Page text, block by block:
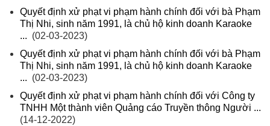
Quyết định xử phạt vi phạm hành chính đối với bà Phạm
Thị Nhi, sinh năm 1991, là chủ hộ kinh doanh Karaoke
... (02-03-2023)
Quyết định xử phạt vi phạm hành chính đối với bà Phạm
Thị Nhi, sinh năm 1991, là chủ hộ kinh doanh Karaoke
... (02-03-2023)
Quyết định xử phạt vi phạm hành chính đối với Công ty
TNHH Một thành viên Quảng cáo Truyền thông Người ...
(14-12-2022)